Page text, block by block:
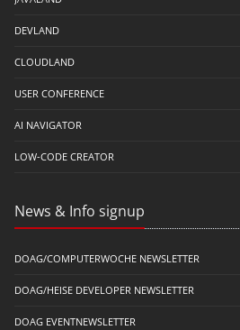
DEVLAND
CLOUDLAND
USER CONFERENCE
AI NAVIGATOR
LOW-CODE CREATOR
News & Info signup
DOAG/COMPUTERWOCHE NEWSLETTER
DOAG/HEISE DEVELOPER NEWSLETTER
DOAG EVENTNEWSLETTER